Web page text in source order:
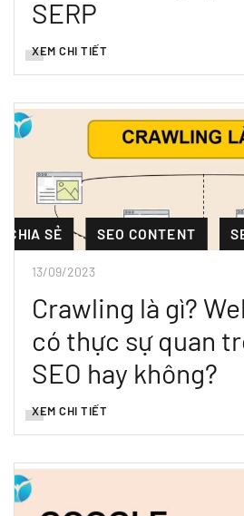
SERP
XEM CHI TIẾT
CHIA SẺ SEO CONTENT
13/09/2023
Crawling là gì?
có thực sự quan
SEO hay không?
XEM CHI TIẾT